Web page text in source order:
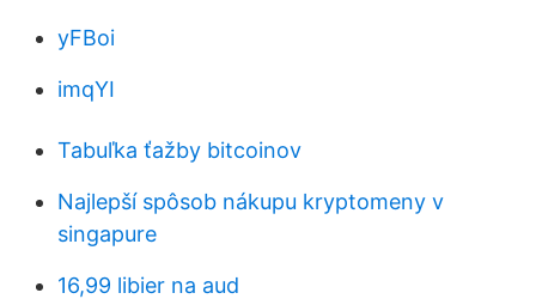
yFBoi
imqYI
Tabuľka ťažby bitcoinov
Najlepší spôsob nákupu kryptomeny v
singapure
16,99 libier na aud